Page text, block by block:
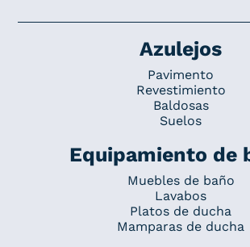
Azulejos
Pavimento
Revestimiento
Baldosas
Suelos
Equipamiento de
Muebles de baño
Lavabos
Platos de ducha
Mamparas de ducha